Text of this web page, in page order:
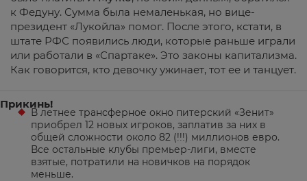
к Федуну. Сумма была немаленькая, но вице-
президент «Лукойла» помог. После этого, кстати, в
штате РФС появились люди, которые раньше играли
или работали в «Спартаке». Это законы капитализма.
Как говорится, кто девочку ужинает, тот ее и танцует.
Прикинь!
В летнее трансферное окно питерский «Зенит»
приобрел 12 новых игроков, заплатив за них в
общей сложности около 82 (!!!) миллионов евро.
Все остальные клубы премьер-лиги, вместе
взятые, потратили на новичков на порядок
меньше.